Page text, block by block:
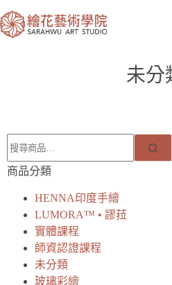
未分
商品分類
HENNA印度手繪
LUMORA™ • 謬菈
實體課程
師資認證課程
未分類
玻璃彩繪